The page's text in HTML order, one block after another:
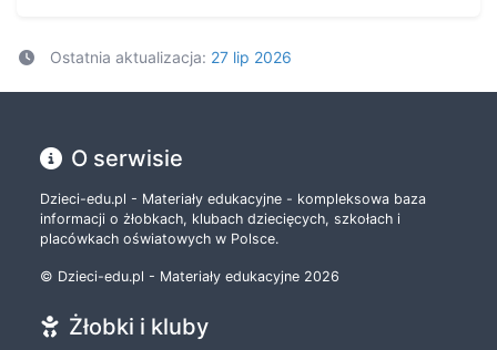
Ostatnia aktualizacja: 27 lip 2026
O serwisie
Dzieci-edu.pl - Materiały edukacyjne - kompleksowa baza
informacji o żłobkach, klubach dziecięcych, szkołach i
placówkach oświatowych w Polsce.
© Dzieci-edu.pl - Materiały edukacyjne 2026
Żłobki i kluby